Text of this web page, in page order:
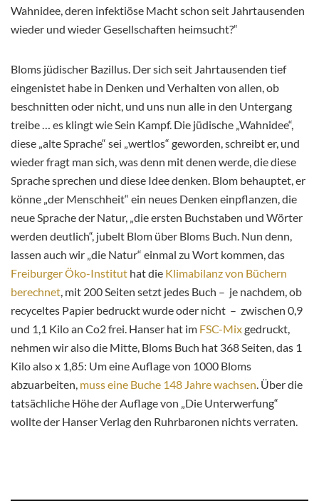
Wahnidee, deren infektiöse Macht schon seit Jahrtausenden
wieder und wieder Gesellschaften heimsucht?“
Bloms jüdischer Bazillus. Der sich seit Jahrtausenden tief
eingenistet habe in Denken und Verhalten von allen, ob
beschnitten oder nicht, und uns nun alle in den Untergang
treibe … es klingt wie Sein Kampf. Die jüdische „Wahnidee“,
diese „alte Sprache“ sei „wertlos“ geworden, schreibt er, und
wieder fragt man sich, was denn mit denen werde, die diese
Sprache sprechen und diese Idee denken. Blom behauptet, er
könne „der Menschheit“ ein neues Denken einpflanzen, die
neue Sprache der Natur, „die ersten Buchstaben und Wörter
werden deutlich“, jubelt Blom über Bloms Buch. Nun denn,
lassen auch wir „die Natur“ einmal zu Wort kommen, das
Freiburger Öko-Institut hat die Klimabilanz von Büchern
berechnet, mit 200 Seiten setzt jedes Buch – je nachdem, ob
recyceltes Papier bedruckt wurde oder nicht – zwischen 0,9
und 1,1 Kilo an Co2 frei. Hanser hat im FSC-Mixgedruckt,
nehmen wir also die Mitte, Bloms Buch hat 368 Seiten, das 1
Kilo also x 1,85: Um eine Auflage von 1000 Bloms
abzuarbeiten, muss eine Buche 148 Jahre wachsen. Über die
tatsächliche Höhe der Auflage von „Die Unterwerfung“
wollte der Hanser Verlag den Ruhrbaronen nichts verraten.